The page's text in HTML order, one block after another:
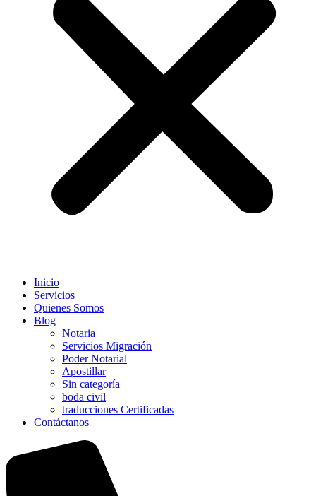
Inicio
Servicios
Quienes Somos
Blog
Notaria
Servicios Migración
Poder Notarial
Apostillar
Sin categoría
boda civil
traducciones Certificadas
Contáctanos